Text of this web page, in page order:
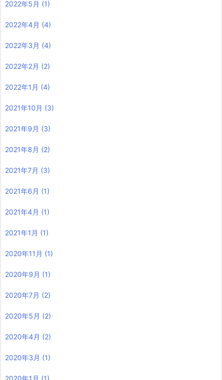
2022年5月 (1)
2022年4月 (4)
2022年3月 (4)
2022年2月 (2)
2022年1月 (4)
2021年10月 (3)
2021年9月 (3)
2021年8月 (2)
2021年7月 (3)
2021年6月 (1)
2021年4月 (1)
2021年1月 (1)
2020年11月 (1)
2020年9月 (1)
2020年7月 (2)
2020年5月 (2)
2020年4月 (2)
2020年3月 (1)